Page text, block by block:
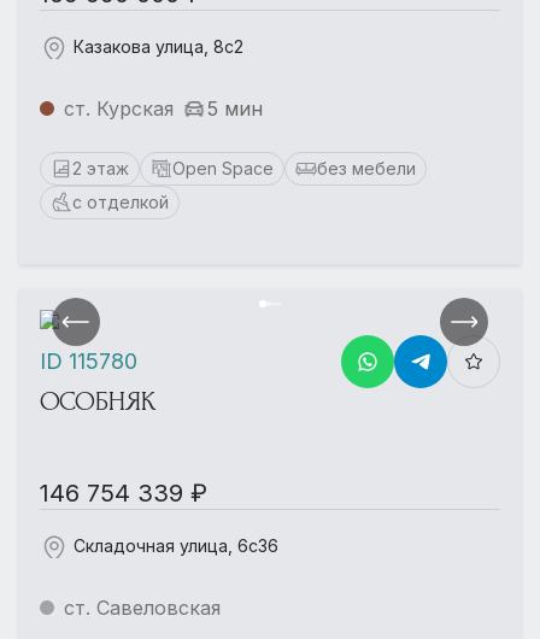
Казакова улица, 8с2
ст. Курская 5 мин
2 этаж Open Space
без мебели
с отделкой
ОСОБНЯК
146 754 339 ₽
Складочная улица, 6с36
ст. Савеловская
ID 115780